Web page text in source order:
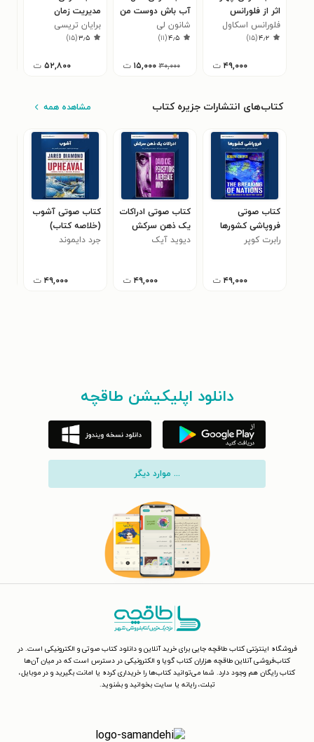
اثر از فلورانس
اسکاول شین
(خلاصه کتاب)
فلورانس اسکاول
شین۴٫۲(۱۵)
۴۹,۰۰۰ ت
آب باش دوست من
شانون لی
۴٫۵(۱۱)
۳۰,۰۰۰ ۱۵,۰۰۰ ت
مدیریت زمان
برایان تریسی
۳٫۵(۱۵)
۵۲,۸۰۰ ت
کتاب‌های انتشارات جزیره کتاب مشاهده همه
کتاب صوتی
فروپاشی کشورها
(خلاصه کتاب)
رابرت کوپر
۴۹,۰۰۰ ت
کتاب صوتی ادراکات
یک ذهن سرکش
(خلاصه کتاب)
دیوید آیک
۴۹,۰۰۰ ت
کتاب صوتی آشوب
(خلاصه کتاب)
جرد دایموند
۴۹,۰۰۰ ت
دانلود اپلیکیشن طاقچه
... موارد دیگر
فروشگاه اینترنتی کتاب طاقچه جایی برای خرید آنلاین و دانلود کتاب صوتی و الکترونیکی است. در
کتاب‌فروشی آنلاین طاقچه هزاران کتاب گویا و الکترونیکی در دسترس است که در میان آن‌ها
کتاب رایگان هم وجود دارد. شما می‌توانید کتاب‌ها را خریداری کرده یا امانت بگیرید و در موبایل،
تبلت، رایانه یا سایت بخوانید و بشنوید.